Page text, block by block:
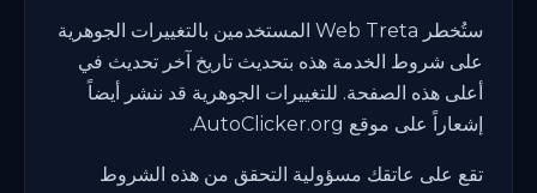
ستُخطر Web Treta المستخدمين بالتغييرات الجوهرية
على شروط الخدمة هذه بتحديث تاريخ آخر تحديث في
أعلى هذه الصفحة. للتغييرات الجوهرية قد ننشر أيضاً
إشعاراً على موقع AutoClicker.org.
تقع على عاتقك مسؤولية التحقق من هذه الشروط